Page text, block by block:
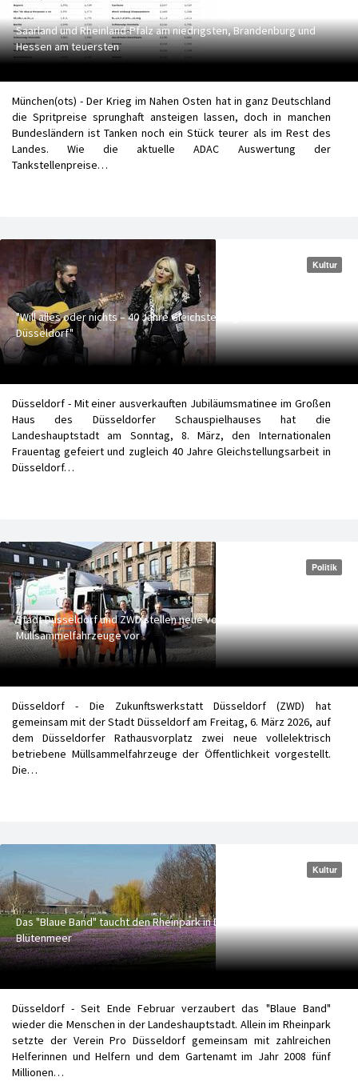
Aktuell tanken Autofahrer im Südwesten am preiswertesten -
Saarland und Rheinland-Pfalz am niedrigsten, Brandenburg und
Hessen am teuersten
München(ots) - Der Krieg im Nahen Osten hat in ganz Deutschland
die Spritpreise sprunghaft ansteigen lassen, doch in manchen
Bundesländern ist Tanken noch ein Stück teurer als im Rest des
Landes. Wie die aktuelle ADAC Auswertung der
Tankstellenpreise…
Kultur
"Will alles oder nichts – 40 Jahre Gleichstellung in
Düsseldorf"
Düsseldorf - Mit einer ausverkauften Jubiläumsmatinee im Großen
Haus des Düsseldorfer Schauspielhauses hat die
Landeshauptstadt am Sonntag, 8. März, den Internationalen
Frauentag gefeiert und zugleich 40 Jahre Gleichstellungsarbeit in
Düsseldorf…
Politik
Stadt Düsseldorf und ZWD stellen neue vollelektrische
Müllsammelfahrzeuge vor
Düsseldorf - Die Zukunftswerkstatt Düsseldorf (ZWD) hat
gemeinsam mit der Stadt Düsseldorf am Freitag, 6. März 2026, auf
dem Düsseldorfer Rathausvorplatz zwei neue vollelektrisch
betriebene Müllsammelfahrzeuge der Öffentlichkeit vorgestellt.
Die…
Kultur
Das "Blaue Band" taucht den Rheinpark in Düsseldorf wieder in ein
Blütenmeer
Düsseldorf - Seit Ende Februar verzaubert das "Blaue Band"
wieder die Menschen in der Landeshauptstadt. Allein im Rheinpark
setzte der Verein Pro Düsseldorf gemeinsam mit zahlreichen
Helferinnen und Helfern und dem Gartenamt im Jahr 2008 fünf
Millionen…